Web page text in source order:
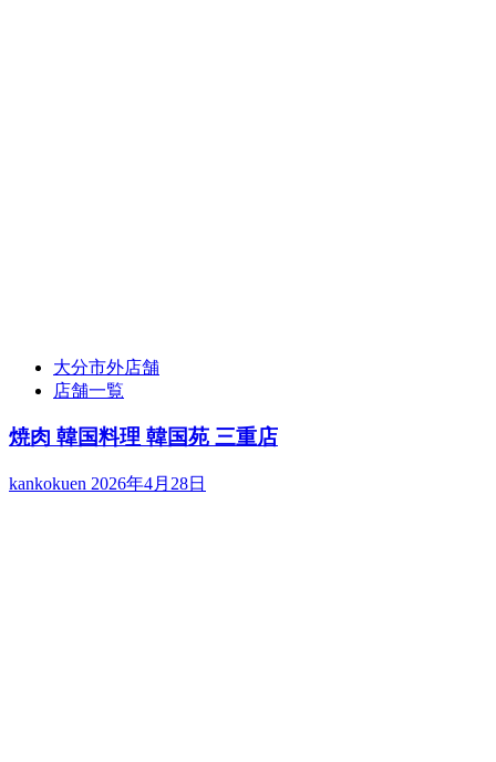
大分市外店舗
店舗一覧
焼肉 韓国料理 韓国苑 三重店
kankokuen 2026年4月28日